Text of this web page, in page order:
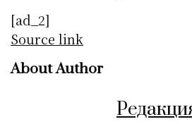
[ad_2]
Source link
About Author